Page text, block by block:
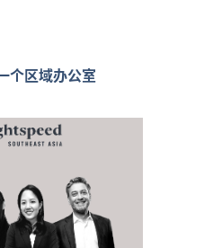
个区域办公室